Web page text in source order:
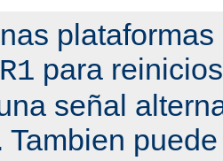
para
señal
Tambien